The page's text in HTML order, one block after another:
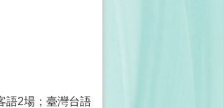
語2場；臺灣台語